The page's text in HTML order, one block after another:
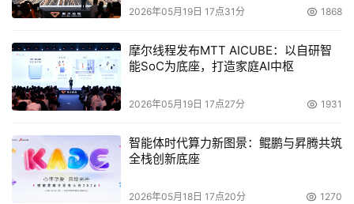
据传输的安全。
其次，网关系统内置RADIUS服务、并采用了HARDCA硬件
证书的形式进行身份认证，确保接入用户的合法有效。另
外，SINFOR M5100还针对内网用户设定细致的访问权限，
SINFOR S5100
SINFOR S5100是集成VPN/防火墙的硬件网关，采用了先
2026年05月19日 17点31分 1868
摩尔线程发布MTT AICUBE：以自研智
能SoC为底座，打造家庭AI中枢
2026年05月19日 17点27分 1931
智能体时代算力新图景：鲲鹏与昇腾共筑
全栈创新底座
2026年05月18日 17点20分 1270